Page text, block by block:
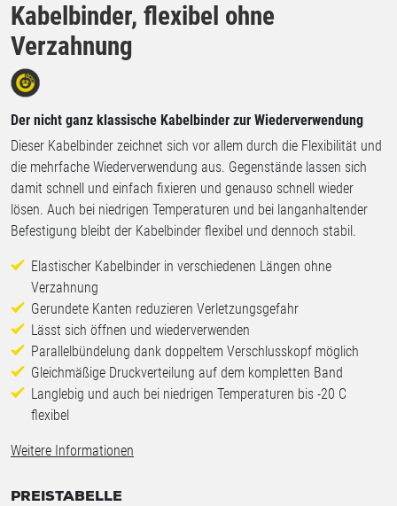
Kabelbinder, flexibel ohne
Verzahnung
Der nicht ganz klassische Kabelbinder zur Wiederverwendung
Dieser Kabelbinder zeichnet sich vor allem durch die Flexibilität und
die mehrfache Wiederverwendung aus. Gegenstände lassen sich
damit schnell und einfach fixieren und genauso schnell wieder
lösen. Auch bei niedrigen Temperaturen und bei langanhaltender
Befestigung bleibt der Kabelbinder flexibel und dennoch stabil.
Elastischer Kabelbinder in verschiedenen Längen ohne
Verzahnung
Gerundete Kanten reduzieren Verletzungsgefahr
Lässt sich öffnen und wiederverwenden
Parallelbündelung dank doppeltem Verschlusskopf möglich
Gleichmäßige Druckverteilung auf dem kompletten Band
Langlebig und auch bei niedrigen Temperaturen bis -20 C
flexibel
Weitere Informationen
PREISTABELLE